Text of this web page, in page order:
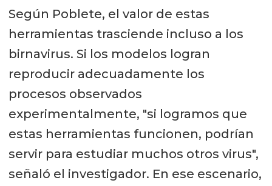
Según Poblete, el valor de estas
herramientas trasciende incluso a los
birnavirus. Si los modelos logran
reproducir adecuadamente los
procesos observados
experimentalmente, "si logramos que
estas herramientas funcionen, podrían
servir para estudiar muchos otros virus",
señaló el investigador. En ese escenario,